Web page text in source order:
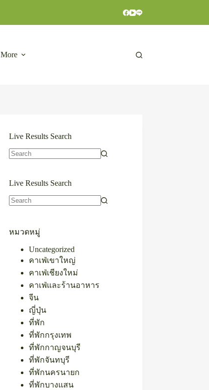
More
Live Results Search
Live Results Search
หมวดหมู่
Uncategorized
คาเฟ่เขาใหญ่
คาเฟ่เชียงใหม่
คาเฟ่และร้านอาหาร
จีน
ญี่ปุ่น
ที่พัก
ที่พักกรุงเทพ
ที่พักกาญจนบุรี
ที่พักจันทบุรี
ที่พักนครนายก
ที่พักบางแสน